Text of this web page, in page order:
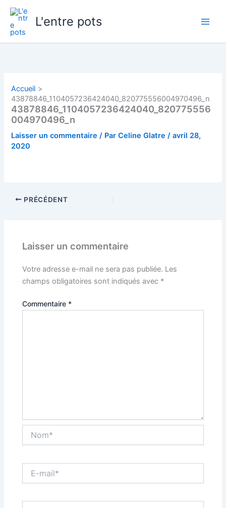
Aller
contenu
L'entre pots
Accueil
43878846_1104057236424040_820775556004970496_n
43878846_1104057236424040_820775556
004970496_n
Laisser un commentaire / ParCeline Glatre/avril 28,
2020
PRÉCÉDENT
Laisser un commentaire
Votre adresse e-mail ne sera pas publiée. Les
champs obligatoires sont indiqués avec *
Commentaire *
mail*